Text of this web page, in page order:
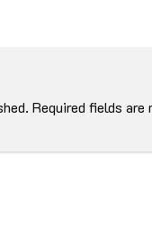
Required fields are